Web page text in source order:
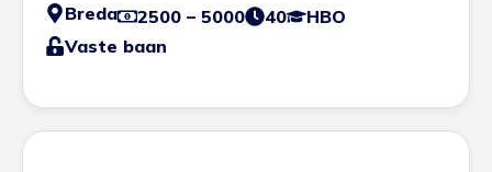
Breda 2500 – 5000 40
HBO
Vaste baan